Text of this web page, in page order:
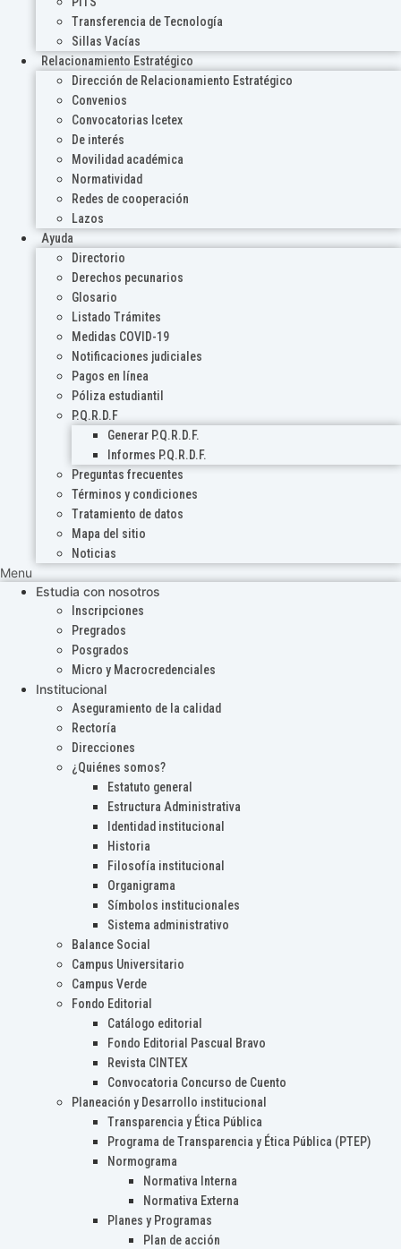
Transferencia de Tecnología
Sillas Vacías
Relacionamiento Estratégico
Dirección de Relacionamiento Estratégico
Convenios
Convocatorias Icetex
De interés
Movilidad académica
Normatividad
Redes de cooperación
Lazos
Ayuda
Directorio
Derechos pecunarios
Glosario
Listado Trámites
Medidas COVID-19
Notificaciones judiciales
Pagos en línea
Póliza estudiantil
P.Q.R.D.F
Generar P.Q.R.D.F.
Informes P.Q.R.D.F.
Preguntas frecuentes
Términos y condiciones
Tratamiento de datos
Mapa del sitio
Noticias
Menu
Estudia con nosotros
Inscripciones
Pregrados
Posgrados
Micro y Macrocredenciales
Institucional
Aseguramiento de la calidad
Rectoría
Direcciones
¿Quiénes somos?
Estatuto general
Estructura Administrativa
Identidad institucional
Historia
Filosofía institucional
Organigrama
Símbolos institucionales
Sistema administrativo
Balance Social
Campus Universitario
Campus Verde
Fondo Editorial
Catálogo editorial
Fondo Editorial Pascual Bravo
Revista CINTEX
Convocatoria Concurso de Cuento
Planeación y Desarrollo institucional
Transparencia y Ética Pública
Programa de Transparencia y Ética Pública (PTEP)
Normograma
Normativa Interna
Normativa Externa
Planes y Programas
Plan de acción